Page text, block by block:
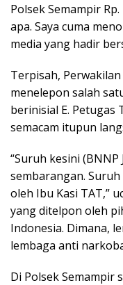
Polsek Semampir
apa. Saya cuma
media yang hadir
Terpisah,
menelepon salah
berinisial E. Petugas
semacam itupun
“Suruh kesini
sembarangan.
oleh Ibu Kasi TAT,”
yang ditelpon oleh
Indonesia. Dimana,
lembaga anti
Di Polsek Semampir